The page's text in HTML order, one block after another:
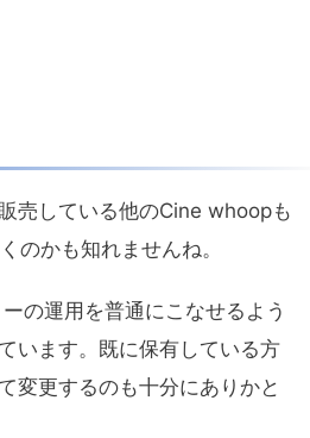
売している他のCine whoopも
のかも知れませんね。
の運用を普通にこなせるよう
います。既に保有している方
変更するのも十分にありかと